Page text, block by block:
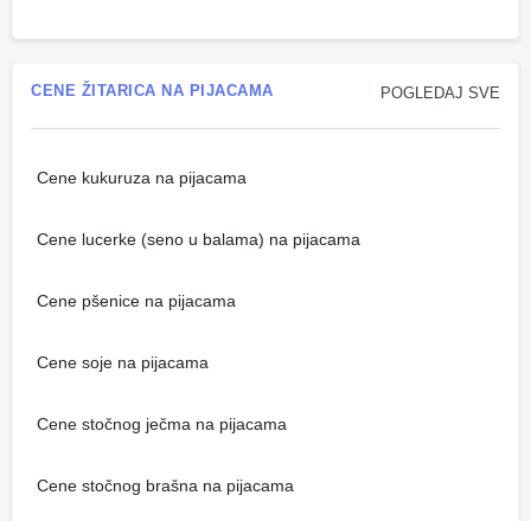
POGLEDAJ SVE
CENE ŽITARICA NA PIJACAMA
Cene kukuruza na pijacama
Cene lucerke (seno u balama) na pijacama
Cene pšenice na pijacama
Cene soje na pijacama
Cene stočnog ječma na pijacama
Cene stočnog brašna na pijacama